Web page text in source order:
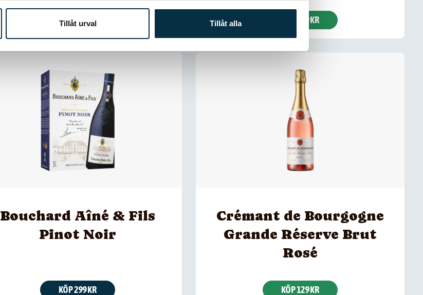
Tillåt urval Tillåt alla
KÖP 99 KR KÖP 119 KR
Bouchard Aîné & Fils
Pinot Noir
KÖP 299 KR
Crémant de Bourgogne
Grande Réserve Brut
Rosé
KÖP 129 KR